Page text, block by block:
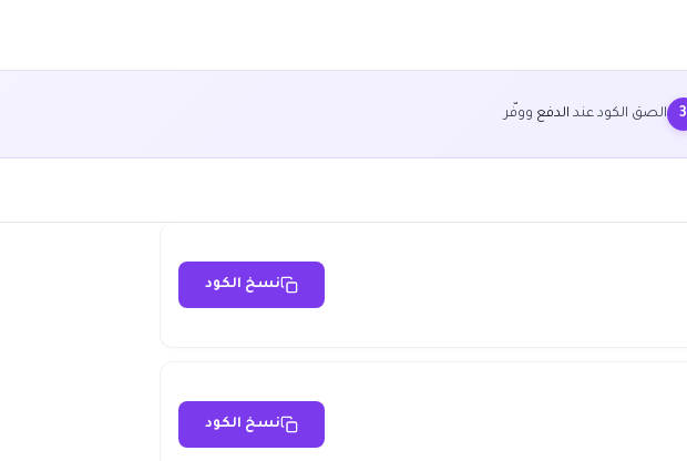
3 الصق الكود عند الدفع ووفّر
نسخ الكود
نسخ الكود